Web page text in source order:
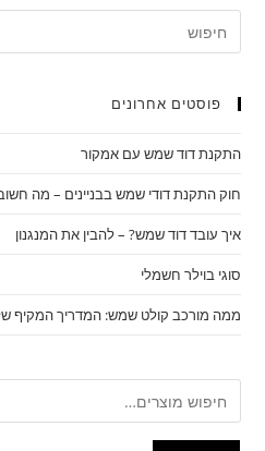
פוסטים אחרונים
התקנת דוד שמש עם אמקור
חוק התקנת דודי שמש בבניינים – מה
איך עובד דוד שמש? – להבין את המנגנון
סוגי בוילר חשמלי
ממה מורכב קולט שמש: המדריך המקיף